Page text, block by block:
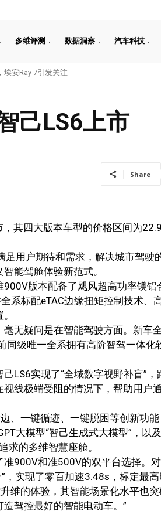
多维评测 数据洞察 汽车科技
安Ray 7引发关注
己LS6上市
Share
其四大版本车型的价格区间为
足用户期待和需求，解决城市驾驶
能驾舱体验新范式。
版本配备了飓风超高功率镁铝
系标配eTAC边缘扭矩控制技术、
无疑问是在智能驾驶方面。新车
同级唯一全系拥有高阶智驾一体化
LS6实现了“全域数字视野补盲”
线极端受阻的情况下，帮助用户
、一键循迹、一键脱困等创新功
大模型“智己生成式大模型”，以
求的多维智慧座舱。
900V和准500V的双平台选择。
实现了零百加速3.48s，标定最高
维的体验，其智能场景化水平也
驾控最好的智能电动车。”